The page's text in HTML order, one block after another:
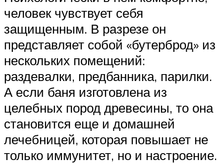
человек чувствует себя
защищенным. В разрезе он
представляет собой «бутерброд» из
нескольких помещений:
раздевалки, предбанника, парилки.
А если баня изготовлена из
целебных пород древесины, то она
становится еще и домашней
лечебницей, которая повышает не
только иммунитет, но и настроение.